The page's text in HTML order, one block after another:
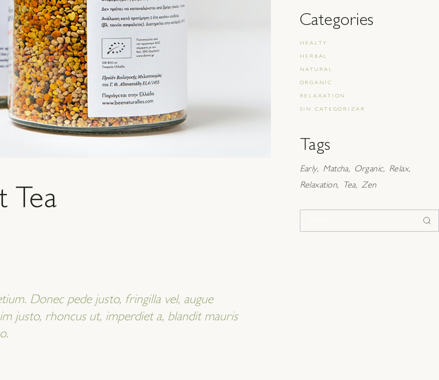
Tea
Donec pede justo, fringilla vel, augue
justo, rhoncus ut, imperdiet a, blandit mauris
Categories
HEALTY
HERBAL
NATURAL
ORGANIC
RELAXATION
SIN CATEGORIZAR
Tags
Early Matcha Organic
Relax
Relaxation
Tea Zen